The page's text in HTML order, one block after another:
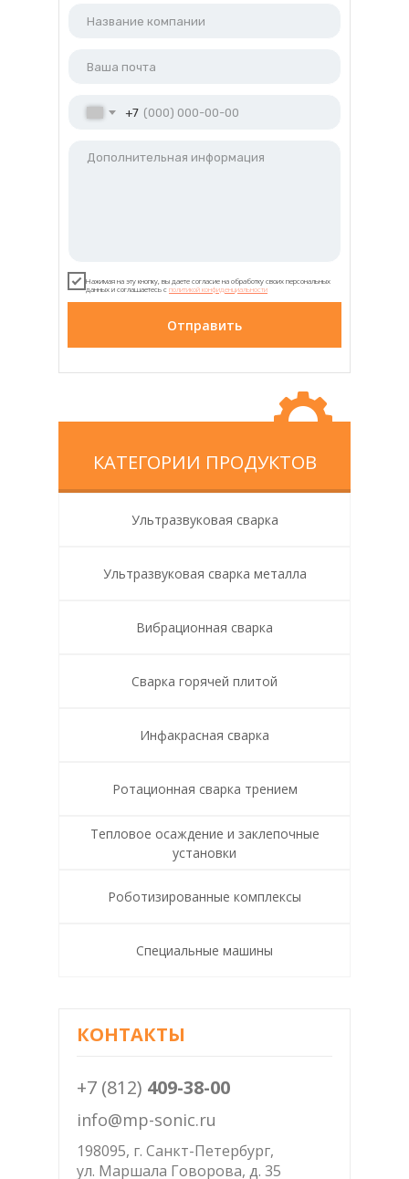
КАТЕГОРИИ ПРОДУКТОВ
Специальные машины
Роботизированные комплексы
Тепловое осаждение и заклепочные
установки
Ротационная сварка трением
Инфакрасная сварка
Сварка горячей плитой
Вибрационная сварка
Ультразвуковая сварка металла
Ультразвуковая сварка
+7
Нажимая на эту кнопку, вы даете согласие на обработку своих персональных
данных и соглашаетесь сполитикой конфиденциальности
Отправить
КОНТАКТЫ
+7 (812) 409-38-00
info@mp-sonic.ru
198095, г. Санкт-Петербург,
ул. Маршала Говорова, д. 35